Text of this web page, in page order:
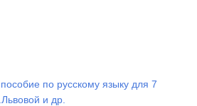
по русскому языку для 7
и др.